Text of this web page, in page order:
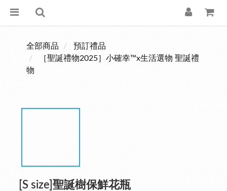
全部商品
預訂禮品
［聖誕禮物2025］小確幸™x生活選物 聖誕禮
物
[S size]聖誕樹保鮮花瓶